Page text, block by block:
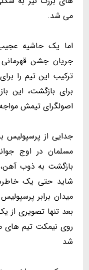
می شد.
اما یک حاشیه
جریان جشن
ترکیب این تیم را
برای بازگشت، این
اصولگرای تیمش
جدایی از پرسپولیس
مسلمان در اوج
بازگشت به ذوب آهن،
شاید حتی یک
میدان برابر
بعد تنها تصویری از
روی نیمکت تیم های
شد